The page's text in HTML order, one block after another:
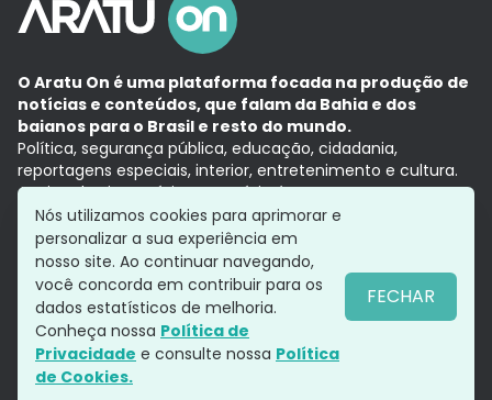
O Aratu On é uma plataforma focada na produção de
notícias e conteúdos, que falam da Bahia e dos
baianos para o Brasil e resto do mundo.
Política, segurança pública, educação, cidadania,
reportagens especiais, interior, entretenimento e cultura.
Aqui, tudo vira notícia e a notícia é no tempo presente,
com a credibilidade do Grupo Aratu.
Grupo Aratu
Política de privacidade
Siga-nos
Nós utilizamos cookies para aprimorar e
personalizar a sua experiência em
nosso site. Ao continuar navegando,
você concorda em contribuir para os
dados estatísticos de melhoria.
Conheça nossa Política de
Privacidade e consulte nossa Política
de Cookies.
FECHAR